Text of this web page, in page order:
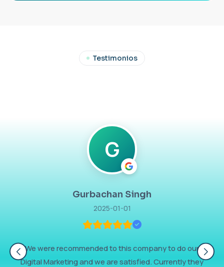
Testimonios
G
Gurbachan Singh
2025-01-01
We were recommended to this company to do our
Digital Marketing and we are satisfied. Currently they